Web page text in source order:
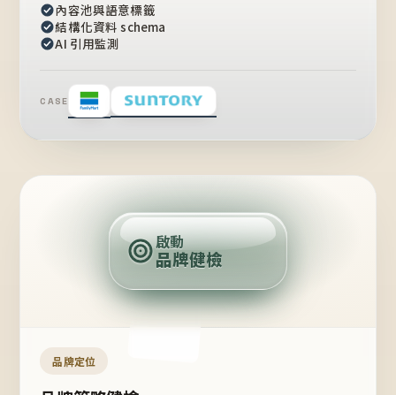
內容池與語意標籤
結構化資料 schema
AI 引用監測
CASE
定
位
點
啟動
品牌健檢
品牌定位